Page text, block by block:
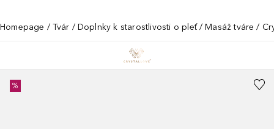
Homepage Tvár Doplnky k starostlivosti o pleť Masáž tváre
%